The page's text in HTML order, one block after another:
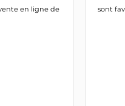
en ligne de
sont